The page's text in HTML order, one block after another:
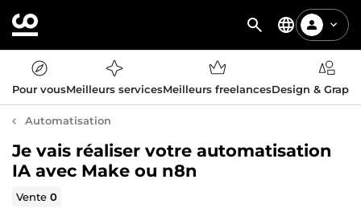
Pour vousMeilleurs servicesMeilleurs freelancesDesign &
Automatisation
Je vais réaliser votre automatisation
IA avec Make ou n8n
Vente0